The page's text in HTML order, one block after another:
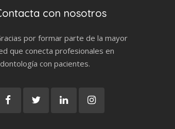
con nosotros
por formar parte de la mayor
que conecta profesionales en
con pacientes.